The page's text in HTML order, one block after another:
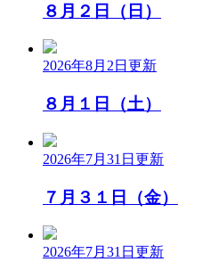
８月２日（日）
2026年8月2日 更新
８月１日（土）
2026年7月31日 更新
７月３１日（金）
2026年7月31日 更新